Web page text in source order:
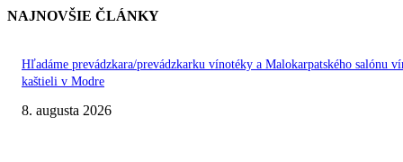
NAJNOVŠIE ČLÁNKY
Hľadáme prevádzkara/prevádzkarku vínotéky a Malokarpatského salónu
kaštieli v Modre
8. augusta 2026